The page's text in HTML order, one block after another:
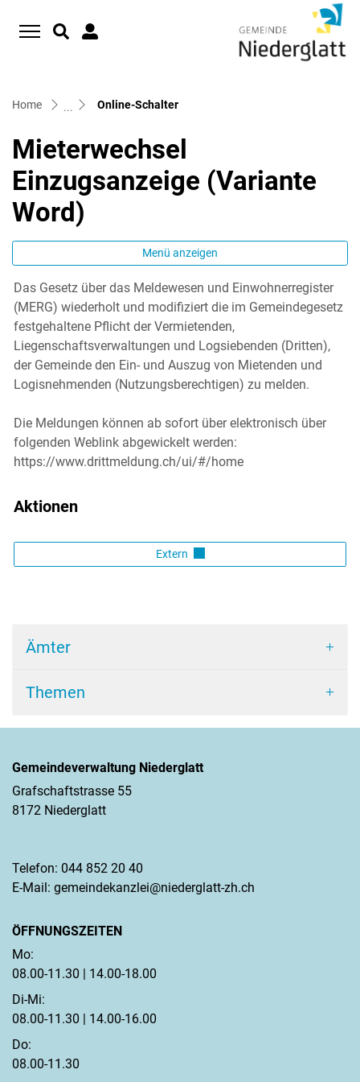
Home Online-Schalter(ausgewählt)
Mieterwechsel
Einzugsanzeige (Variante
Word)
Menü anzeigen
Das Gesetz über das Meldewesen und Einwohnerregister
(MERG) wiederholt und modifiziert die im Gemeindegesetz
festgehaltene Pflicht der Vermietenden,
Liegenschaftsverwaltungen und Logsiebenden (Dritten),
der Gemeinde den Ein- und Auszug von Mietenden und
Logisnehmenden (Nutzungsberechtigen) zu melden.
Die Meldungen können ab sofort über elektronisch über
folgenden Weblink abgewickelt werden:
https://www.drittmeldung.ch/ui/#/home
Aktionen
Extern
Zugehörige Objekte
Ämter
Themen
Gemeindeverwaltung Niederglatt
Grafschaftstrasse 55
8172 Niederglatt
Telefon: 044 852 20 40
E-Mail: gemeindekanzlei@niederglatt-zh.ch
ÖFFNUNGSZEITEN
Mo:
08.00-11.30 | 14.00-18.00
Di-Mi:
08.00-11.30 | 14.00-16.00
Do:
08.00-11.30